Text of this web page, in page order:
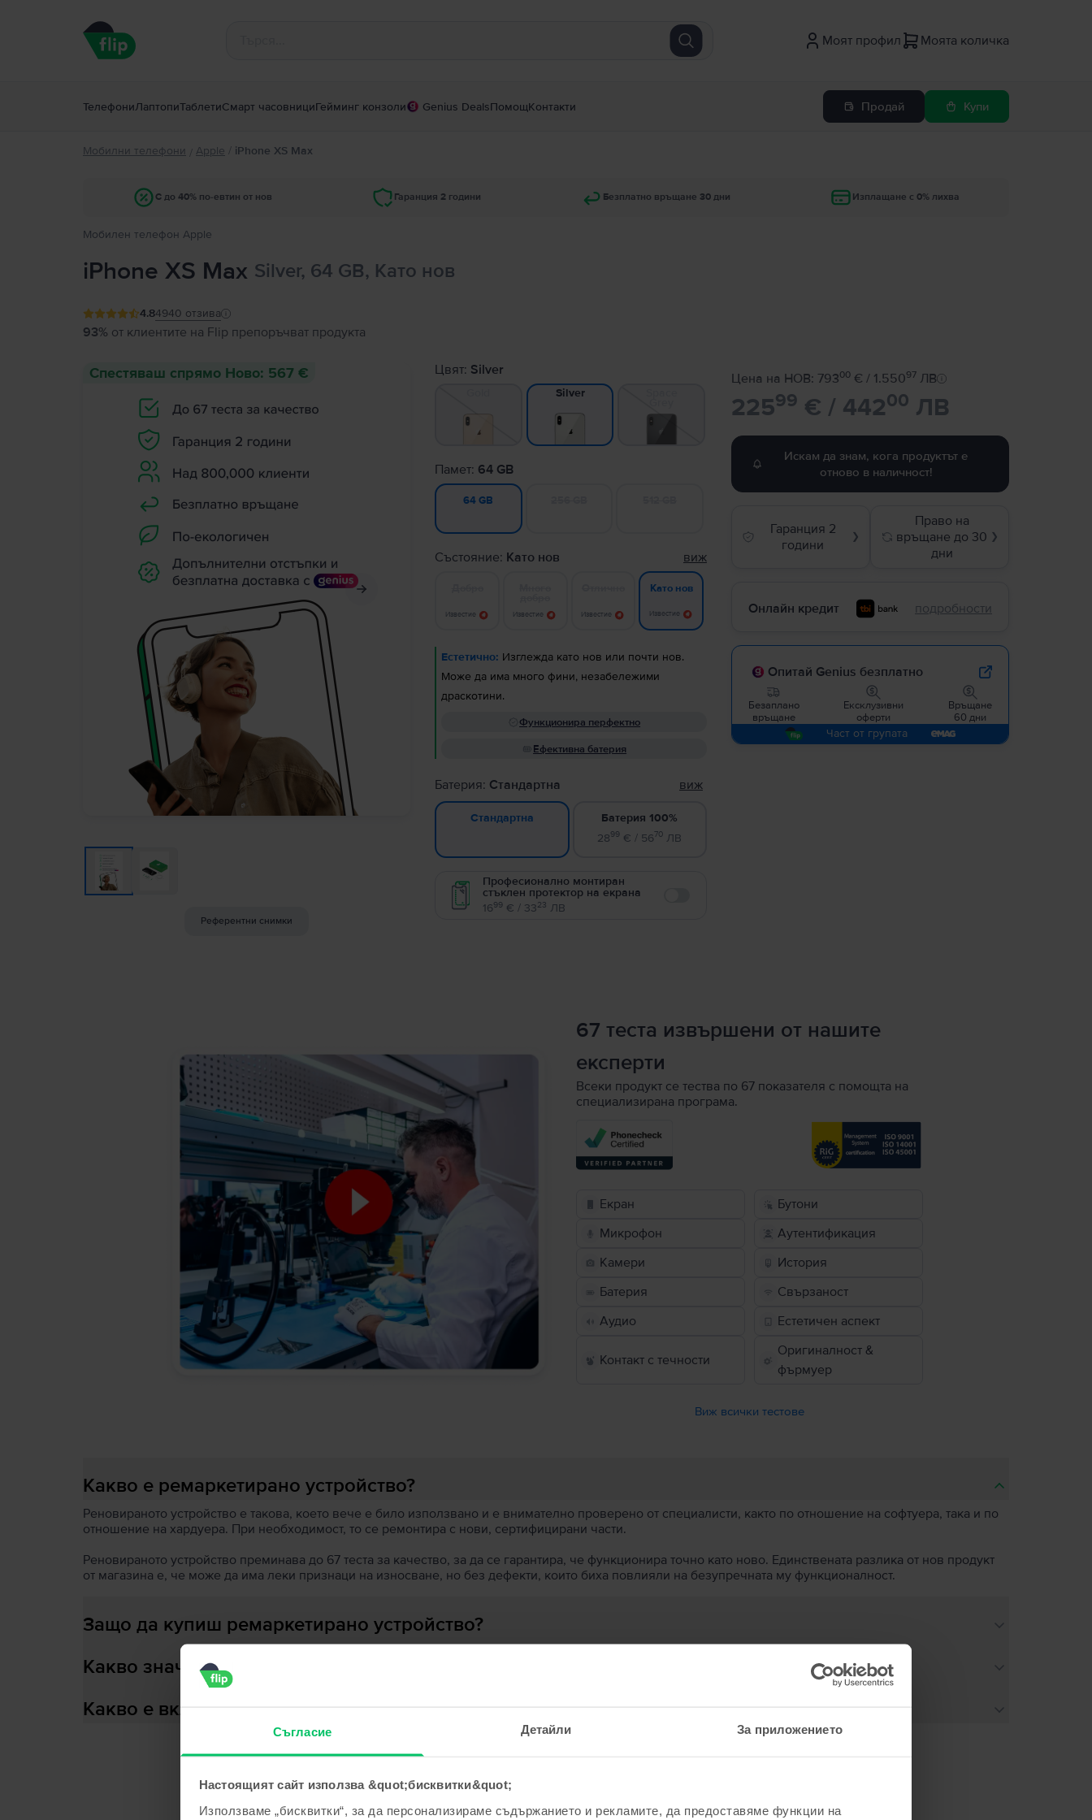
Съгласие Детайли За приложението
Настоящият сайт използва &quot;бисквитки&quot;
Използваме „бисквитки“, за да персонализираме съдържанието и рекламите, да предоставяме функции на
Моят профил Моята количка
ТелефониЛаптопиТаблетиСмарт часовнициГейминг конзоли Genius DealsПомощКонтакти Продай Купи
Мобилни телефони / Apple / iPhone XS Max
С до 40% по-евтин от нов Гаранция 2 години Безплатно връщане 30 дни Изплащане с 0% лихва
Мобилен телефон Apple
iPhone XS Max Silver, 64 GB, Като нов
4.84940 отзива
93% от клиентите на Flip препоръчват продукта
Спестяваш спрямо Ново: 567 €
Референтни снимки
Цвят: Silver
Silver
Памет: 64 GB
64 GB
Състояние: Като нов виж
Известие Известие Известие
Като нов
Известие
Естетично: Изглежда като нов или почти нов.
Може да има много фини, незабележими
драскотини.
Функционира перфектно
Ефективна батерия
Батерия: Стандартна виж
Стандартна
Батерия 100%
2899 € / 5670 ЛВ
Професионално монтиран
стъклен протектор на екрана
1699 € / 3323 ЛВ
Цена на НОВ: 79300€ / 1.55097 ЛВ
22599 € / 44200 ЛВ
Искам да знам, кога продуктът е
отново в наличност!
Гаранция 2
години
❯
Право на
връщане до 30
дни
❯
Онлайн кредит подробности
Опитай Genius безплатно
Безаплано
връщане
Ексклузивни
оферти
Връщане
60 дни
Част от групата
67 теста извършени от нашите
експерти
Всеки продукт се тества по 67 показателя с помощта на
специализирана програма.
Екран
Бутони
Микрофон
Аутентификация
Камери
История
Батерия
Свързаност
Аудио
Естетичен аспект
Контакт с течности
Оригиналност &
фърмуер
Виж всички тестове
Какво е ремаркетирано устройство?
Реновираното устройство е такова, което вече е било използвано и е внимателно проверено от специалисти, както по отношение на софтуера, така и по
отношение на хардуера. При необходимост, то се ремонтира с нови, сертифицирани части.
Реновираното устройство преминава до 67 теста за качество, за да се гарантира, че функционира точно като ново. Единствената разлика от нов продукт
от магазина е, че може да има леки признаци на износване, но без дефекти, които биха повлияли на безупречната му функционалност.
Защо да купиш ремаркетирано устройство?
Какво значи здраве на батерията?
Какво е включено в кутията?
Сходни продукти с твоето търсене